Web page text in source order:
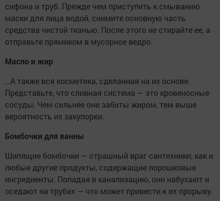
сифона и труб. Прежде чем приступить к смыванию
маски для лица водой, снимите основную часть
средства чистой тканью. После этого не стирайте ее, а
отправьте прямиком в мусорное ведро.
Масло и жир
…А также вся косметика, сделанная на их основе.
Представьте, что сливная система — это кровеносные
сосуды. Чем сильнее они забиты жиром, тем выше
вероятность их закупорки.
Бомбочки для ванны
Шипящие бомбочки — страшный враг сантехники, как и
любые другие продукты, содержащие порошковые
ингредиенты. Попадая в канализацию, они набухают и
оседают на трубах — что может привести к их прорыву.